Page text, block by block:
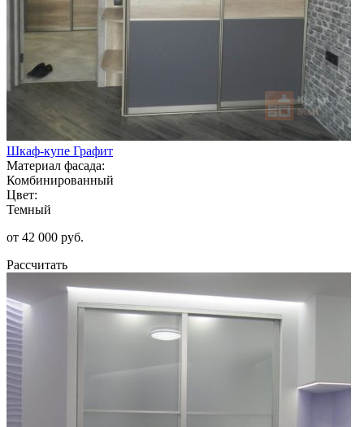
Шкаф-купе Графит
Материал фасада:
Комбинированный
Цвет:
Темный
от 42 000 руб.
Рассчитать